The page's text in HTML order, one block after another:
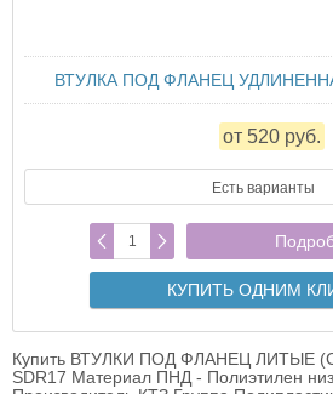
ВТУЛКА ПОД ФЛАНЕЦ
от 520 руб.
Есть варианты
КУПИТЬ ОДНИМ
Купить ВТУЛКИ ПОД ФЛАНЕЦ ЛИТЫЕ
SDR17 Материал ПНД - Полиэтилен